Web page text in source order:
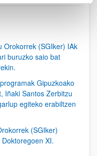
Orokorrek (SGIker) IAk
buruzko saio bat
Gipuzkoako
Iñaki Santos Zerbitzu
egiteko erabiltzen
(SGIker)
XI.